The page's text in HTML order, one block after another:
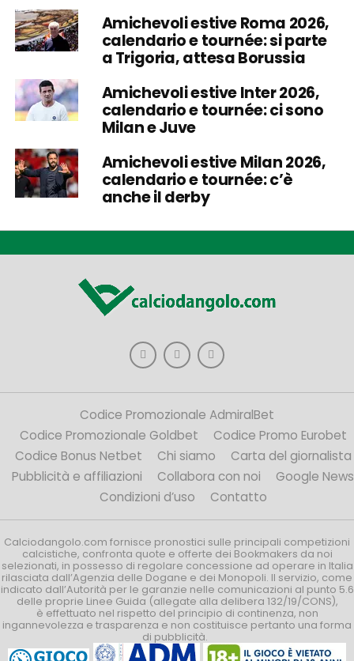
Amichevoli estive Roma 2026,
calendario e tournée: si parte
a Trigoria, attesa Borussia
Amichevoli estive Inter 2026,
calendario e tournée: ci sono
Milan e Juve
Amichevoli estive Milan 2026,
calendario e tournée: c’è
anche il derby
Codice Promozionale AdmiralBet
Codice Promozionale Goldbet
Codice Promo Eurobet
Codice Bonus Netbet
Chi siamo
Carta del giornalista
Pubblicità e affiliazioni
Collabora con noi
Google News
Condizioni d’uso
Contatto
Calciodangolo.com fornisce pronostici sulle principali competizioni
calcistiche, confronta quote e offerte dei Bookmakers da noi
selezionati, in possesso di regolare concessione ad operare in Italia
rilasciata dall’Agenzia delle Dogane e dei Monopoli. Il servizio, come
indicato dall’Autorità per le garanzie nelle comunicazioni al punto 5.6
delle proprie Linee Guida (allegate alla delibera 132/19/CONS),
è effettuato nel rispetto del principio di continenza, non
ingannevolezza e trasparenza e non costituisce pertanto una forma
di pubblicità.